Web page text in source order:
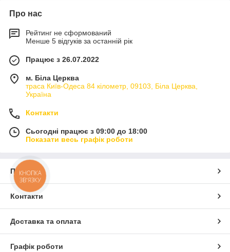
Про нас
Рейтинг не сформований
Менше 5 відгуків за останній рік
Працює з 26.07.2022
м. Біла Церква
траса Київ-Одеса 84 кілометр, 09103, Біла Церква,
Україна
Контакти
Сьогодні працює з 09:00 до 18:00
Показати весь графік роботи
Про нас
Контакти
Доставка та оплата
Графік роботи
КНОПКА
ЗВ'ЯЗКУ